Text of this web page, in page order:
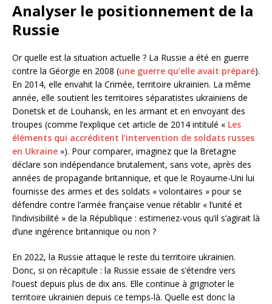
Analyser le positionnement de la
Russie
Or quelle est la situation actuelle ? La Russie a été en guerre
contre la Géorgie en 2008 (une guerre qu’elle avait préparé).
En 2014, elle envahit la Crimée, territoire ukrainien. La même
année, elle soutient les territoires séparatistes ukrainiens de
Donetsk et de Louhansk, en les armant et en envoyant des
troupes (comme l’explique cet article de 2014 intitulé « Les
éléments qui accréditent l’intervention de soldats russes
en Ukraine »). Pour comparer, imaginez que la Bretagne
déclare son indépendance brutalement, sans vote, après des
années de propagande britannique, et que le Royaume-Uni lui
fournisse des armes et des soldats « volontaires » pour se
défendre contre l’armée française venue rétablir « l’unité et
l’indivisibilité » de la République : estimeriez-vous qu’il s’agirait là
d’une ingérence britannique ou non ?
En 2022, la Russie attaque le reste du territoire ukrainien.
Donc, si on récapitule : la Russie essaie de s’étendre vers
l’ouest depuis plus de dix ans. Elle continue à grignoter le
territoire ukrainien depuis ce temps-là. Quelle est donc la